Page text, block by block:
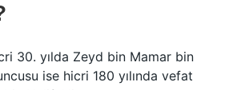
30. yılda Zeyd bin Mamar bin
ise hicri 180 yılında vefat